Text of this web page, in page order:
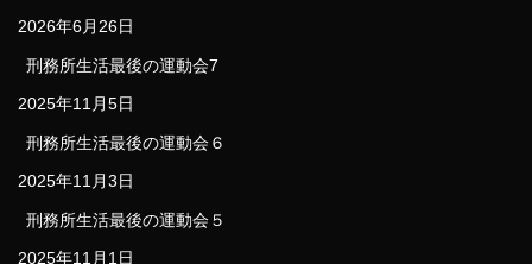
2026年6月26日
刑務所生活最後の運動会7
2025年11月5日
刑務所生活最後の運動会６
2025年11月3日
刑務所生活最後の運動会５
2025年11月1日